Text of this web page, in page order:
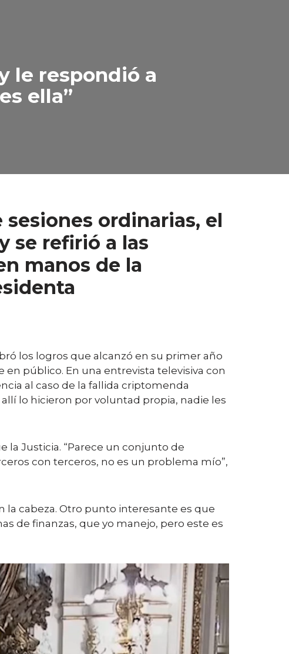
le respondió a
ella”
ordinarias, el
se refirió a las
manos de la
los logros que alcanzó en su primer año
en público. En una entrevista televisiva con
al caso de la fallida criptomenda
lo hicieron por voluntad propia, nadie les
la Justicia. “Parece un conjunto de
con terceros, no es un problema mío”,
la cabeza. Otro punto interesante es que
de finanzas, que yo manejo, pero este es